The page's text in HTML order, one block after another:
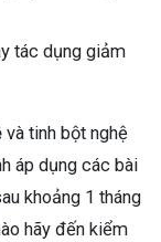
tác dụng giảm
và tinh bột nghệ
áp dụng các bài
khoảng 1 tháng
hãy đến kiểm